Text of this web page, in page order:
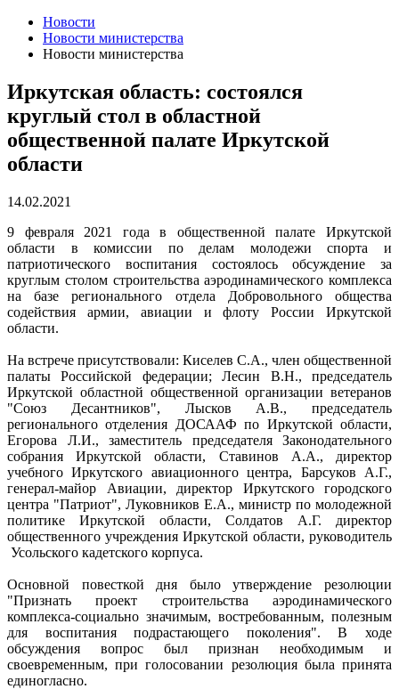
Новости
Новости министерства
Новости министерства
Иркутская область: состоялся
круглый стол в областной
общественной палате Иркутской
области
14.02.2021
9 февраля 2021 года в общественной палате Иркутской
области в комиссии по делам молодежи спорта и
патриотического воспитания состоялось обсуждение за
круглым столом строительства аэродинамического комплекса
на базе регионального отдела Добровольного общества
содействия армии, авиации и флоту России Иркутской
области.
На встрече присутствовали: Киселев С.А., член общественной
палаты Российской федерации; Лесин В.Н., председатель
Иркутской областной общественной организации ветеранов
"Союз Десантников", Лысков А.В., председатель
регионального отделения ДОСААФ по Иркутской области,
Егорова Л.И., заместитель председателя Законодательного
собрания Иркутской области, Ставинов А.А., директор
учебного Иркутского авиационного центра, Барсуков А.Г.,
генерал-майор Авиации, директор Иркутского городского
центра "Патриот", Луковников Е.А., министр по молодежной
политике Иркутской области, Солдатов А.Г. директор
общественного учреждения Иркутской области, руководитель
Усольского кадетского корпуса.
Основной повесткой дня было утверждение резолюции
"Признать проект строительства аэродинамического
комплекса-социально значимым, востребованным, полезным
для воспитания подрастающего поколения". В ходе
обсуждения вопрос был признан необходимым и
своевременным, при голосовании резолюция была принята
единогласно.